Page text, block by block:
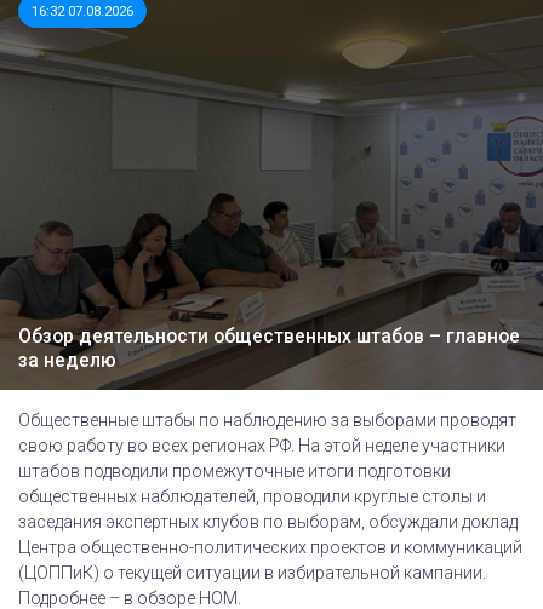
16:32 07.08.2026
Обзор деятельности общественных штабов – главное
за неделю
Общественные штабы по наблюдению за выборами проводят
свою работу во всех регионах РФ. На этой неделе участники
штабов подводили промежуточные итоги подготовки
общественных наблюдателей, проводили круглые столы и
заседания экспертных клубов по выборам, обсуждали доклад
Центра общественно-политических проектов и коммуникаций
(ЦОППиК) о текущей ситуации в избирательной кампании.
Подробнее – в обзоре НОМ.